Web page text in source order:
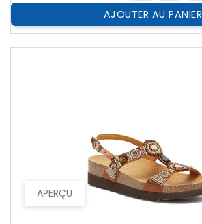
AJOUTER AU PANIER
APERÇU